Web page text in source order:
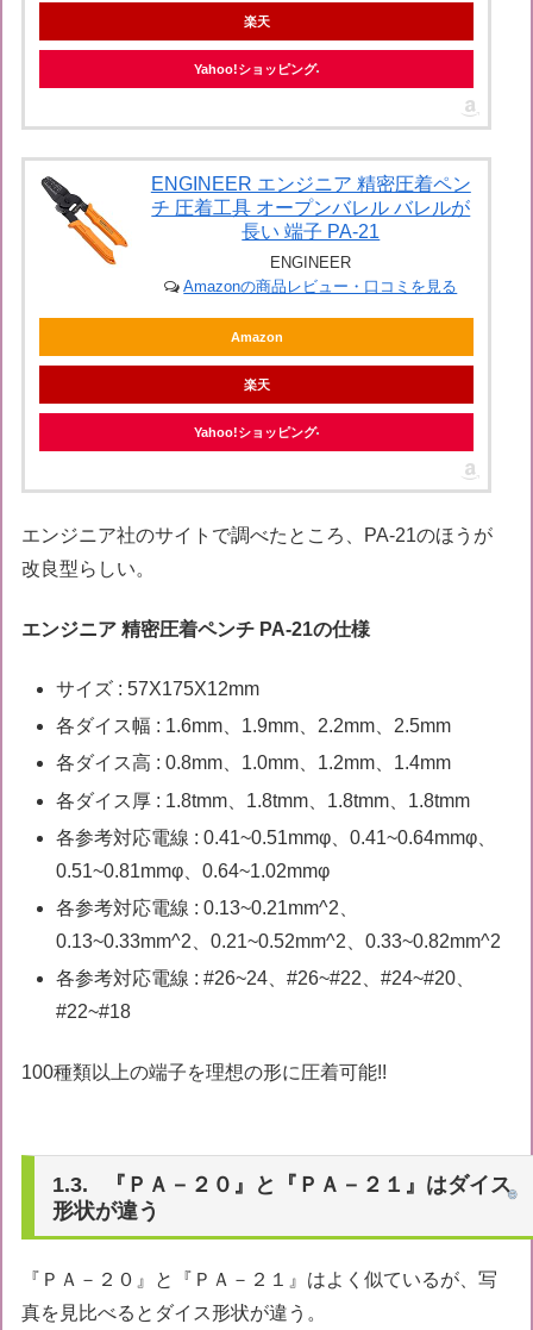
楽天
Yahoo!ショッピング
ENGINEER エンジニア 精密圧着ペン
チ 圧着工具 オープンバレル バレルが
長い 端子 PA-21
ENGINEER
Amazonの商品レビュー・口コミを見る
Amazon
楽天
Yahoo!ショッピング
エンジニア社のサイトで調べたところ、PA-21のほうが
改良型らしい。
エンジニア 精密圧着ペンチ PA-21の仕様
サイズ : 57X175X12mm
各ダイス幅 : 1.6mm、1.9mm、2.2mm、2.5mm
各ダイス高 : 0.8mm、1.0mm、1.2mm、1.4mm
各ダイス厚 : 1.8tmm、1.8tmm、1.8tmm、1.8tmm
各参考対応電線 : 0.41~0.51mmφ、0.41~0.64mmφ、
0.51~0.81mmφ、0.64~1.02mmφ
各参考対応電線 : 0.13~0.21mm^2、
0.13~0.33mm^2、0.21~0.52mm^2、0.33~0.82mm^2
各参考対応電線 : #26~24、#26~#22、#24~#20、
#22~#18
100種類以上の端子を理想の形に圧着可能!!
『ＰＡ－２０』と『ＰＡ－２１』はダイス
形状が違う
『ＰＡ－２０』と『ＰＡ－２１』はよく似ているが、写
真を見比べるとダイス形状が違う。